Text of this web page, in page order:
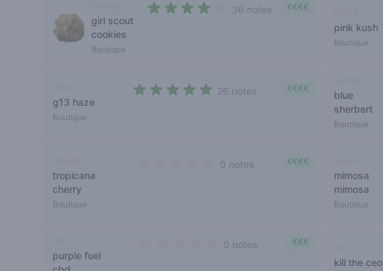
girl scout
cookies
Boutique
36 notes €€€€
pink kush
Boutique
g13 haze
Boutique
26 notes €€€€
blue
sherbert
Boutique
tropicana
cherry
Boutique
0 notes €€€€
mimosa
mimosa
Boutique
purple fuel
0 notes €€€
kill the ceo